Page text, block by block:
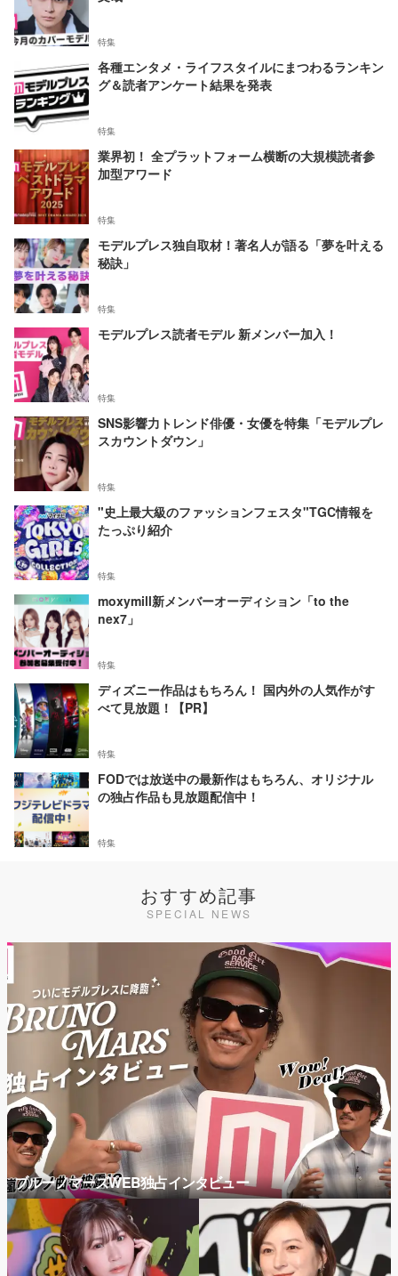
特集
各種エンタメ・ライフスタイルにまつわるランキン
グ＆読者アンケート結果を発表
特集
業界初！ 全プラットフォーム横断の大規模読者参
加型アワード
特集
モデルプレス独自取材！著名人が語る「夢を叶える
秘訣」
特集
モデルプレス読者モデル 新メンバー加入！
特集
SNS影響力トレンド俳優・女優を特集「モデルプレ
スカウントダウン」
特集
"史上最大級のファッションフェスタ"TGC情報を
たっぷり紹介
特集
moxymill新メンバーオーディション「to the
nex7」
特集
ディズニー作品はもちろん！ 国内外の人気作がす
べて見放題！【PR】
特集
FODでは放送中の最新作はもちろん、オリジナル
の独占作品も見放題配信中！
特集
おすすめ記事
SPECIAL NEWS
ブルーノマーズWEB独占インタビュー